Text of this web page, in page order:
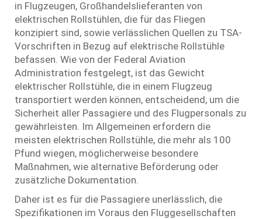
in Flugzeugen, Großhandelslieferanten von
elektrischen Rollstühlen, die für das Fliegen
konzipiert sind, sowie verlässlichen Quellen zu TSA-
Vorschriften in Bezug auf elektrische Rollstühle
befassen. Wie von der Federal Aviation
Administration festgelegt, ist das Gewicht
elektrischer Rollstühle, die in einem Flugzeug
transportiert werden können, entscheidend, um die
Sicherheit aller Passagiere und des Flugpersonals zu
gewährleisten. Im Allgemeinen erfordern die
meisten elektrischen Rollstühle, die mehr als 100
Pfund wiegen, möglicherweise besondere
Maßnahmen, wie alternative Beförderung oder
zusätzliche Dokumentation.
Daher ist es für die Passagiere unerlässlich, die
Spezifikationen im Voraus den Fluggesellschaften